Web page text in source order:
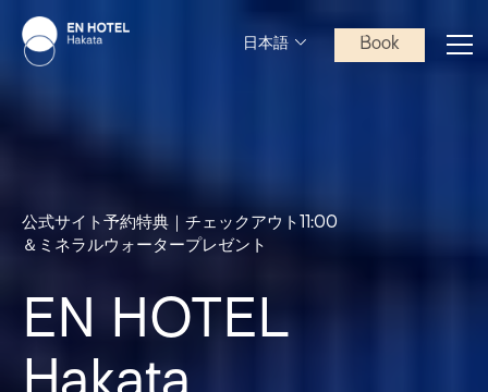
日本語 Book
公式サイト予約特典｜チェックアウト11:00
＆ミネラルウォータープレゼント
EN HOTEL